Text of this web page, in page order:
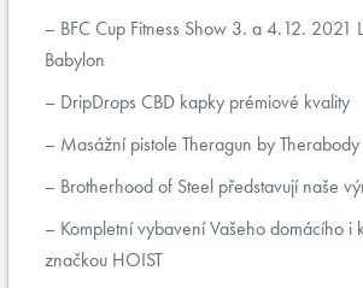
BFC Cup Fitness Show 3. a 4.12. 2021
Babylon
DripDrops CBD kapky prémiové kvality
Masážní pistole Theragun by Therabody
Brotherhood of Steel představují naše
Kompletní vybavení Vašeho domácího i
značkou HOIST